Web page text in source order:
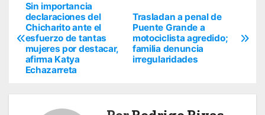
N
a
v
Trasladan a penal de
Puente Grande a
motociclista agredido;
familia denuncia
irregularidades
Sin importancia
declaraciones del
Chicharito ante el
esfuerzo de tantas
mujeres por destacar,
afirma Katya
Echazarreta